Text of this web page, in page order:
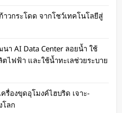
วกระโดด จากโชว์เทคโนโลยีสู่
า AI Data Center ลอยน้ำ ใช้
ไฟฟ้า และใช้น้ำทะเลช่วยระบาย
รื่องขุดอุโมงค์ไฮบริด เจาะ-
โลก